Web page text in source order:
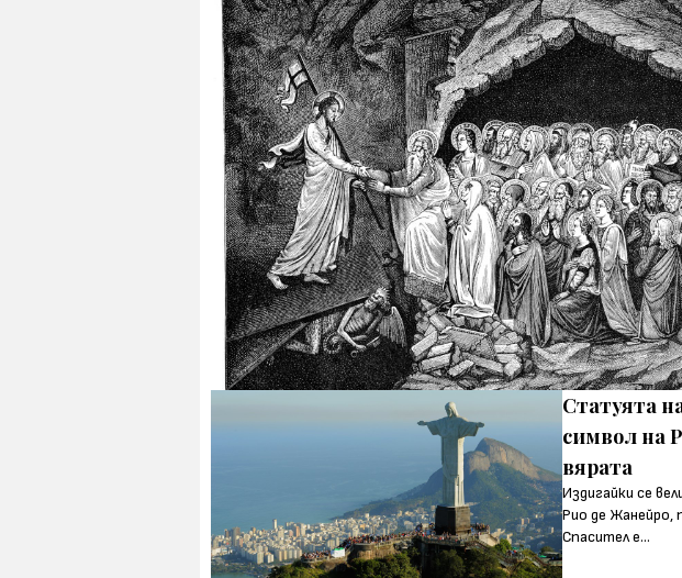
Статуята
символ на
вярата
Издигайки се
Рио де
Спасител е...